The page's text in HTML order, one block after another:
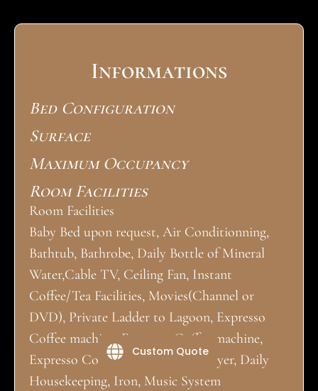
Informations
Bed Configuration
Surface
Maximum Occupancy
Room Facilities
Room Facilities
Baby Bed upon request, Air Conditionning,
Bathtub, Bathrobe, Daily Bottle of Mineral
Water,Cable TV, Ceiling Fan, Instant
Coffee/Tea Facilities, Movies(Channel or
DVD), Private Ladder to Lagoon, Expresso
Coffee machine, Expresso Coffee machine,
Expresso Coffee machine, Hair Dryer, Daily
Housekeeping, Iron, Music System
Custom Quote